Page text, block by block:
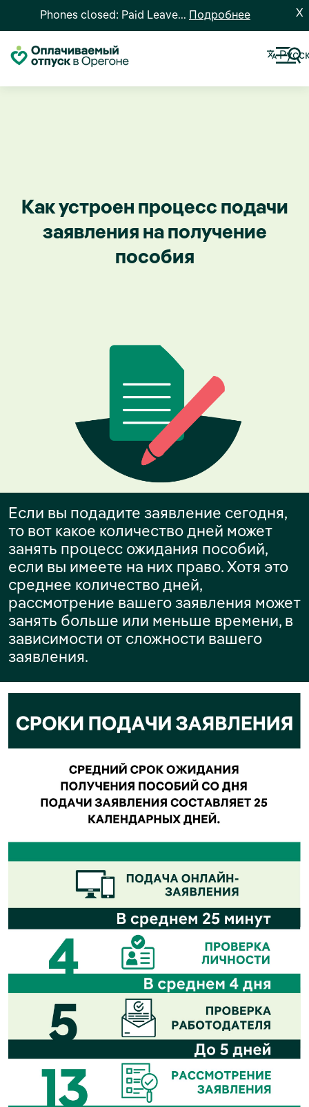
Phones closed: Paid Leave... Подробнее X
Как устроен процесс подачи
заявления на получение
пособия
Если вы подадите заявление сегодня,
то вот какое количество дней может
занять процесс ожидания пособий,
если вы имеете на них право. Хотя это
среднее количество дней,
рассмотрение вашего заявления может
занять больше или меньше времени, в
зависимости от сложности вашего
заявления.